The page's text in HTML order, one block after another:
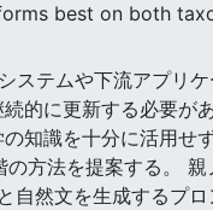
best on both
テムや下流アプリケ
的に更新する必要が
知識を十分に活用せ
方法を提案する。
然文を生成するプ